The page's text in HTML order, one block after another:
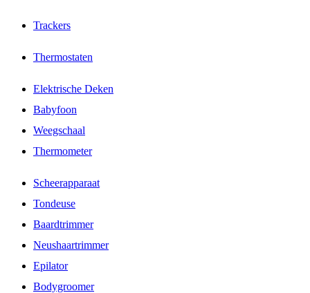
Trackers
Thermostaten
Elektrische Deken
Babyfoon
Weegschaal
Thermometer
Scheerapparaat
Tondeuse
Baardtrimmer
Neushaartrimmer
Epilator
Bodygroomer